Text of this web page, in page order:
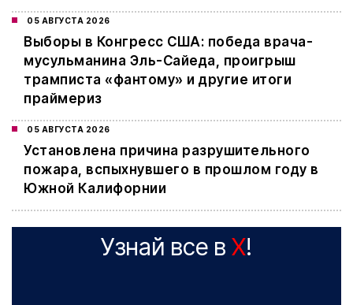
05 АВГУСТА 2026
Выборы в Конгресс США: победа врача-
мусульманина Эль-Сайеда, проигрыш
трамписта «фантому» и другие итоги
праймериз
05 АВГУСТА 2026
Установлена причина разрушительного
пожара, вспыхнувшего в прошлом году в
Южной Калифорнии
Узнай все в X!